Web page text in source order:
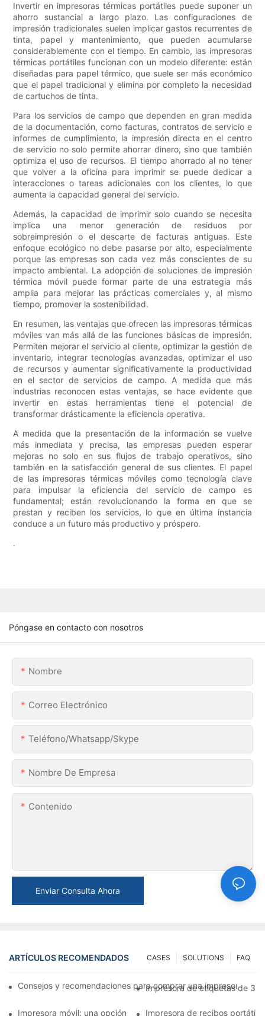
Invertir en impresoras térmicas portátiles puede suponer un
ahorro sustancial a largo plazo. Las configuraciones de
impresión tradicionales suelen implicar gastos recurrentes de
tinta, papel y mantenimiento, que pueden acumularse
considerablemente con el tiempo. En cambio, las impresoras
térmicas portátiles funcionan con un modelo diferente: están
diseñadas para papel térmico, que suele ser más económico
que el papel tradicional y elimina por completo la necesidad
de cartuchos de tinta.
Para los servicios de campo que dependen en gran medida
de la documentación, como facturas, contratos de servicio e
informes de cumplimiento, la impresión directa en el centro
de servicio no solo permite ahorrar dinero, sino que también
optimiza el uso de recursos. El tiempo ahorrado al no tener
que volver a la oficina para imprimir se puede dedicar a
interacciones o tareas adicionales con los clientes, lo que
aumenta la capacidad general del servicio.
Además, la capacidad de imprimir solo cuando se necesita
implica una menor generación de residuos por
sobreimpresión o el descarte de facturas antiguas. Este
enfoque ecológico no debe pasarse por alto, especialmente
porque las empresas son cada vez más conscientes de su
impacto ambiental. La adopción de soluciones de impresión
térmica móvil puede formar parte de una estrategia más
amplia para mejorar las prácticas comerciales y, al mismo
tiempo, promover la sostenibilidad.
En resumen, las ventajas que ofrecen las impresoras térmicas
móviles van más allá de las funciones básicas de impresión.
Permiten mejorar el servicio al cliente, optimizar la gestión de
inventario, integrar tecnologías avanzadas, optimizar el uso
de recursos y aumentar significativamente la productividad
en el sector de servicios de campo. A medida que más
industrias reconocen estas ventajas, se hace evidente que
invertir en estas herramientas tiene el potencial de
transformar drásticamente la eficiencia operativa.
A medida que la presentación de la información se vuelve
más inmediata y precisa, las empresas pueden esperar
mejoras no solo en sus flujos de trabajo operativos, sino
también en la satisfacción general de sus clientes. El papel
de las impresoras térmicas móviles como tecnología clave
para impulsar la eficiencia del servicio de campo es
fundamental; están revolucionando la forma en que se
prestan y reciben los servicios, lo que en última instancia
conduce a un futuro más productivo y próspero.
.
Póngase en contacto con nosotros
Nombre
Correo Electrónico
Teléfono/whatsapp/skype
Nombre De Empresa
Contenido
Enviar Consulta Ahora
ARTÍCULOS RECOMENDADOS FAQ
SOLUTIONS
CASES
Consejos y recomendaciones para comprar una impresora de
Impresora de etiquetas de 3
Impresora móvil: una opción conveniente para imprimir en
Impresora de recibos portátil: